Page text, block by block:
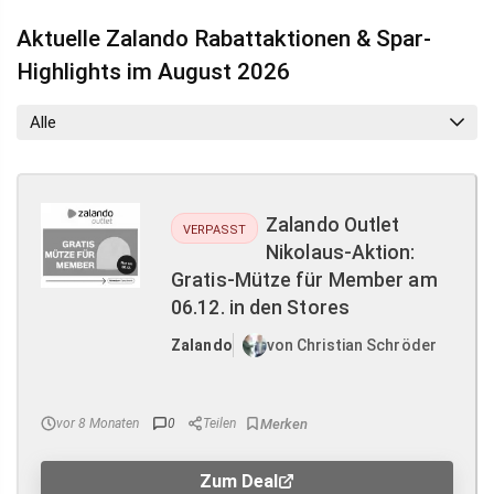
Aktuelle Zalando Rabattaktionen & Spar-
Highlights im August 2026
Alle
VERPASST
Zalando Outlet
Nikolaus-Aktion:
Gratis-Mütze für Member am
06.12. in den Stores
Zalando von Christian Schröder
vor 8 Monaten 0 Teilen
Zum Deal